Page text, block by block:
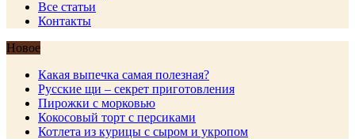
Все статьи
Контакты
Новое
Какая выпечка самая полезная?
Русские щи – секрет приготовления
Пирожки с морковью
Кокосовый торт с персиками
Котлета из курицы с сыром и укропом